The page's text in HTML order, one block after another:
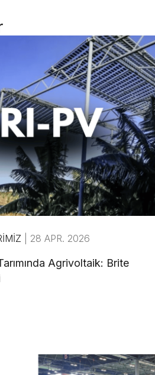
28 APR. 2026
Agrivoltaik: Brite